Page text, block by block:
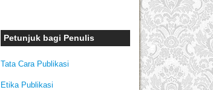
Petunjuk bagi Penulis
Tata Cara Publikasi
Etika Publikasi